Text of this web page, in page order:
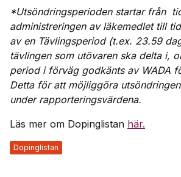
*Utsöndringsperioden startar från
administreringen av läkemedlet till
av en Tävlingsperiod (t.ex. 23.59
tävlingen som utövaren ska delta i,
period i förväg godkänts av WADA
Detta för att möjliggöra
under rapporteringsvärdena.
Läs mer om Dopinglistan här.
Dopinglistan